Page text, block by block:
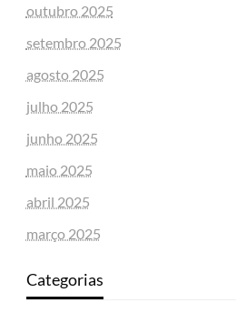
outubro 2025
setembro 2025
agosto 2025
julho 2025
junho 2025
maio 2025
abril 2025
março 2025
Categorias